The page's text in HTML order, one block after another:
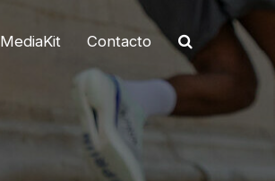
MediaKit Contacto